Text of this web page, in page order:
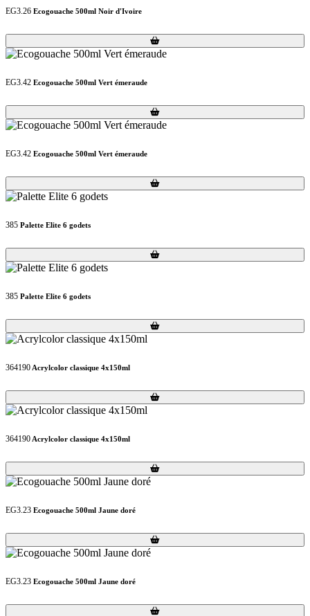
EG3.26 Ecogouache 500ml Noir d'Ivoire
Loading...
Loading...
EG3.42 Ecogouache 500ml Vert émeraude
Loading...
Loading...
EG3.42 Ecogouache 500ml Vert émeraude
Loading...
Loading...
385 Palette Elite 6 godets
Loading...
Loading...
385 Palette Elite 6 godets
Loading...
Loading...
364190 Acrylcolor classique 4x150ml
Loading...
Loading...
364190 Acrylcolor classique 4x150ml
Loading...
Loading...
EG3.23 Ecogouache 500ml Jaune doré
Loading...
Loading...
EG3.23 Ecogouache 500ml Jaune doré
Loading...
Loading...